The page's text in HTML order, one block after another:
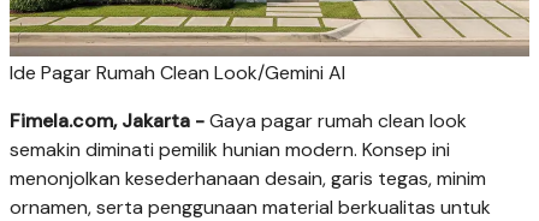
Ide Pagar Rumah Clean Look/Gemini AI
Fimela.com, Jakarta -Gaya pagar rumah clean look
semakin diminati pemilik hunian modern. Konsep ini
menonjolkan kesederhanaan desain, garis tegas, minim
ornamen, serta penggunaan material berkualitas untuk